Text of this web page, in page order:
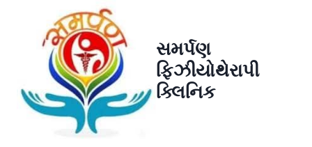
સમર્પણ
ફિઝીયોથેરાપી
ક્લિનિક